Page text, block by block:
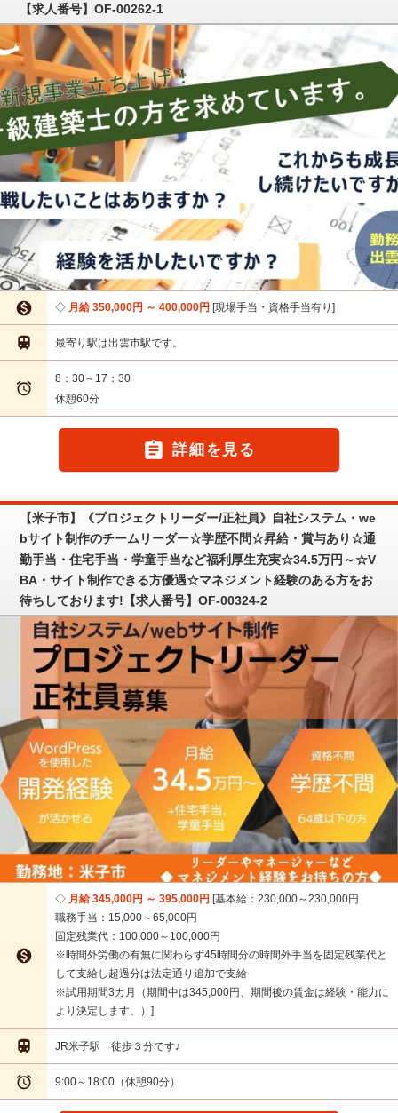
【求人番号】OF-00262-1
 月給 350,000円 ～ 400,000円 現場手当・資格手当有り
 最寄り駅は出雲市駅です。

8：30～17：30
休憩60分
 詳細を見る
【米子市】《プロジェクトリーダー/正社員》自社システム・we
bサイト制作のチームリーダー☆学歴不問☆昇給・賞与あり☆通
勤手当・住宅手当・学童手当など福利厚生充実☆34.5万円～☆V
BA・サイト制作できる方優遇☆マネジメント経験のある方をお
待ちしております!【求人番号】OF-00324-2

月給 345,000円 ～ 395,000円 基本給：230,000～230,000円
職務手当：15,000～65,000円
固定残業代：100,000～100,000円
※時間外労働の有無に関わらず45時間分の時間外手当を固定残業代と
して支給し超過分は法定通り追加で支給
※試用期間3カ月（期間中は345,000円、期間後の賃金は経験・能力に
より決定します。）
 JR米子駅 徒歩３分です♪
 9:00～18:00（休憩90分）